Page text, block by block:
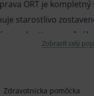
ORT je
starostlivo
zakrytie
materiálov SMMS
Zobraziť celý
Zdravotnícka pomôcka